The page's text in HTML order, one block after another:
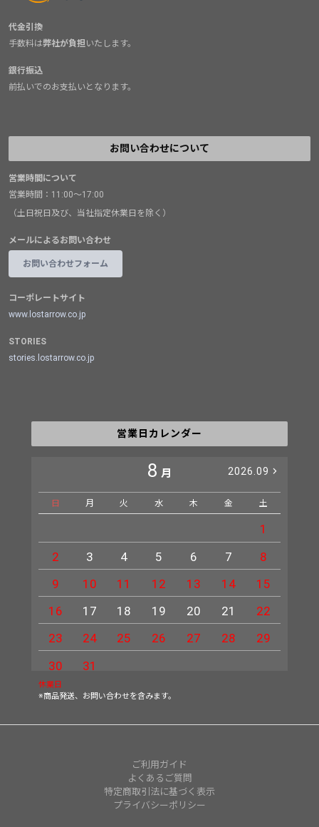
代金引換
手数料は弊社が負担 いたします。
銀行振込
前払いでのお支払いとなります。
お問い合わせについて
営業時間について
営業時間：11:00～17:00
（土日祝日及び、当社指定休業日を除く）
メールによるお問い合わせ
お問い合わせフォーム
コーポレートサイト
www.lostarrow.co.jp
STORIES
stories.lostarrow.co.jp
営業日カレンダー
8 月 2026.09
日 月 火 水 木 金 土
1
2
3 4 5 6 7
8
9
10 11 12 13 14
15
16
17 18 19 20 21
22
23
24 25 26 27 28
29
30
31
休業日
※商品発送、お問い合わせを含みます。
ご利用ガイド
よくあるご質問
特定商取引法に基づく表示
プライバシーポリシー